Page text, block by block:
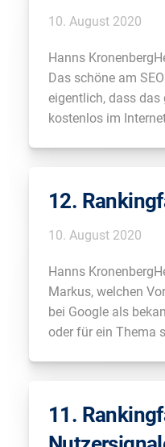
10. August 2020
Hanns
Das schöne am
eigentlich, dass das
kostenlos im
es herrschen viele
12.
10. August 2020
Hanns
Markus, welchen
bei Google als
oder für ein Thema
das kommt ja auch
11.